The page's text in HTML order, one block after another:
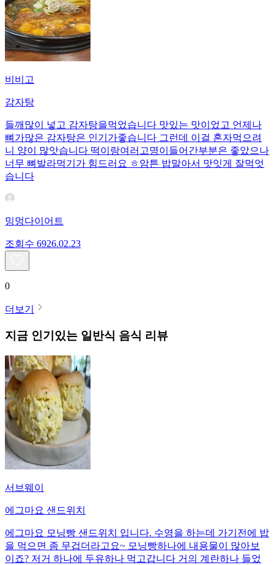
비비고
감자탕
들깨많이 넣고 감자탕을먹었습니다 맛있는 맛이었고 언제나
뼈가많은 감자탕은 인기가좋습니다 그런데 이걸 혼자먹으려
니 양이 많앗습니다 떡이랑여러고명이들어간부분은 좋았으나
너무 뼈발라먹기가 힘드러요 ㅎ암튼 밥말아서 맛잇게 잘먹엇
습니다
밍멍다이어트
조회수 6926.02.23
0
더보기
지금 인기있는 일반식 음식 리뷰
서브웨이
에그마요 샌드위치
에그마요 모닝빵 샌드위치 입니다. 수영을 하는데 가기전에 밥
을 먹으면 좀 무겁더라고요~ 모닝빵하나에 내용물이 많아보
이죠? 저거 하나에 두유하나 먹고갑니다 거의 계란하나 들었